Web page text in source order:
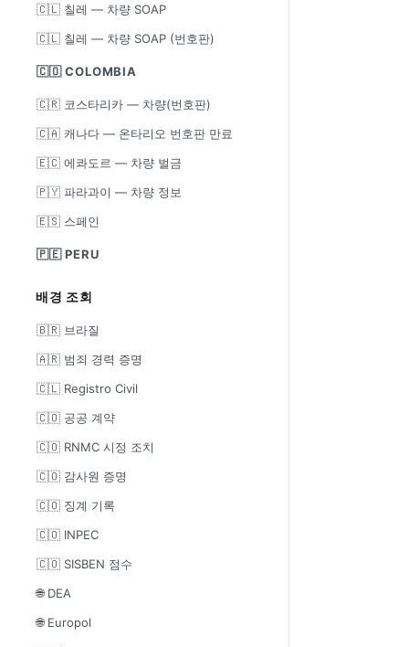
🇨🇱 칠레 — 차량 SOAP
🇨🇱 칠레 — 차량 SOAP (번호판)
🇨🇴 COLOMBIA
🇨🇷 코스타리카 — 차량(번호판)
🇨🇦 캐나다 — 온타리오 번호판 만료
🇪🇨 에콰도르 — 차량 벌금
🇵🇾 파라과이 — 차량 정보
🇪🇸 스페인
🇵🇪 PERU
배경 조회
🇧🇷 브라질
🇦🇷 범죄 경력 증명
🇨🇱 Registro Civil
🇨🇴 공공 계약
🇨🇴 RNMC 시정 조치
🇨🇴 감사원 증명
🇨🇴 징계 기록
🇨🇴 INPEC
🇨🇴 SISBEN 점수
🌐 DEA
🌐 Europol